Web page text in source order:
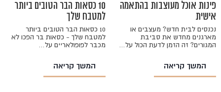
פינות אוכל מעוצבות בהתאמה
אישית
נכנסים לבית חדש? מעצבים או
מארגנים מחדש את סביבת
המגורים? זה הזמן לדעת הכול על…
המשך קריאה
10 כסאות הבר הטובים ביותר
למטבח שלך
10 כסאות הבר הטובים ביותר
למטבח שלך - כסאות בר הפכו לא
מכבר לפופולאריים על…
המשך קריאה